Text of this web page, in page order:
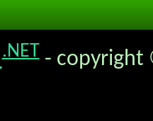
.NET- copyright